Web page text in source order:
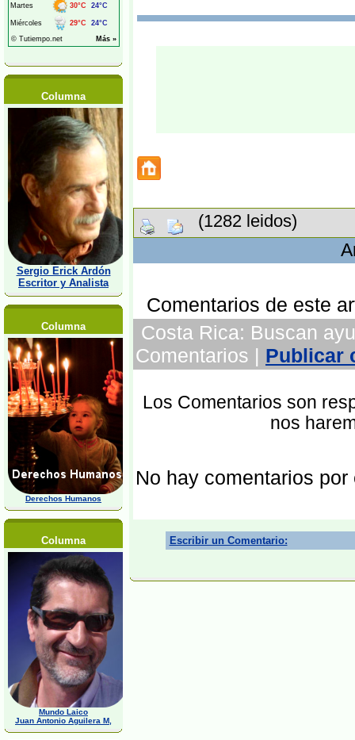
Columna
Sergio Erick Ardón
Escritor y Analista
Columna
Derechos Humanos
Columna
Mundo Laico
Juan Antonio Aguilera M,
(1282 leidos)
Comentarios de este
Costa Rica: Buscan
Comentarios | Publicar
Los Comentarios son
nos
No hay comentarios por
Escribir un Comentario: